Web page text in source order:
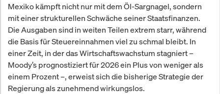
Mexiko kämpft nicht nur mit dem Öl-Sargnagel, sondern
mit einer strukturellen Schwäche seiner Staatsfinanzen.
Die Ausgaben sind in weiten Teilen extrem starr, während
die Basis für Steuereinnahmen viel zu schmal bleibt. In
einer Zeit, in der das Wirtschaftswachstum stagniert –
Moody’s prognostiziert für 2026 ein Plus von weniger als
einem Prozent –, erweist sich die bisherige Strategie der
Regierung als zunehmend wirkungslos.